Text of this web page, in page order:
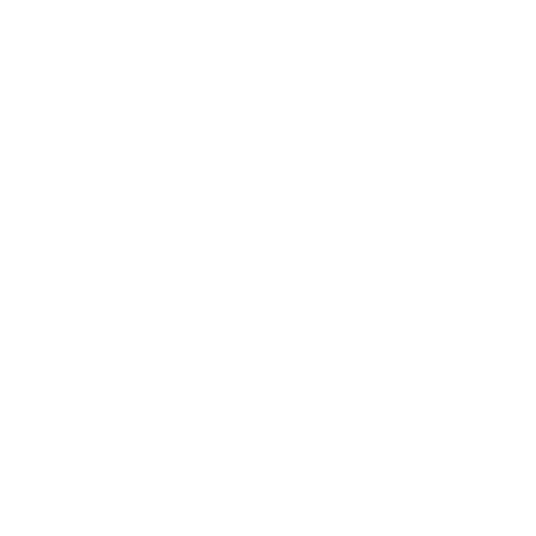
life, I think it was better than the ones from Magnolia
crust were just perfect. The owners are really nice